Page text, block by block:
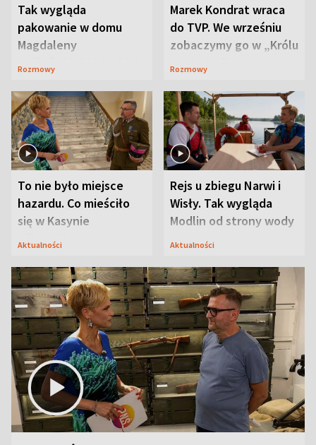
Tak wygląda
pakowanie w domu
Magdaleny
Waligórskiej-Lisieckiej.
Rozmowy
Marek Kondrat wraca
do TVP. We wrześniu
zobaczymy go w „Królu
Maciusiu I”
Rozmowy
To nie było miejsce
hazardu. Co mieściło
się w Kasynie
Oficerskim?
Aktualności
Rejs u zbiegu Narwi i
Wisły. Tak wygląda
Modlin od strony wody
Aktualności